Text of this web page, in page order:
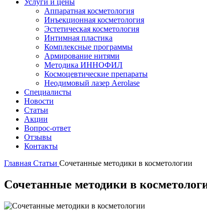
Услуги и цены
Аппаратная косметология
Инъекционная косметология
Эстетическая косметология
Интимная пластика
Комплексные программы
Армирование нитями
Методика ИННОФИЛ
Космоцевтические препараты
Неодимовый лазер Aerolase
Специалисты
Новости
Статьи
Акции
Вопрос-ответ
Отзывы
Контакты
Главная Статьи Сочетанные методики в косметологии
Сочетанные методики в